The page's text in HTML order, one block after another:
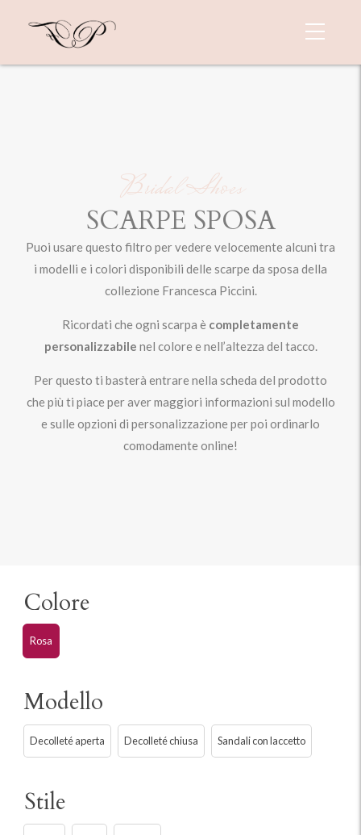
Bridal Shoes
SCARPE SPOSA
Puoi usare questo filtro per vedere velocemente alcuni tra
i modelli e i colori disponibili delle scarpe da sposa della
collezione Francesca Piccini.
Ricordati che ogni scarpa è completamente
personalizzabile nel colore e nell’altezza del tacco.
Per questo ti basterà entrare nella scheda del prodotto
che più ti piace per aver maggiori informazioni sul modello
e sulle opzioni di personalizzazione per poi ordinarlo
comodamente online!
Colore
Rosa
Modello
Decolleté aperta Decolleté chiusa Sandali con laccetto
Stile